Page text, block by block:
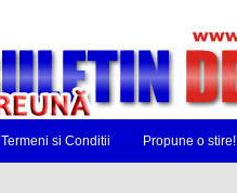
Termeni si Conditii Propune o stire!